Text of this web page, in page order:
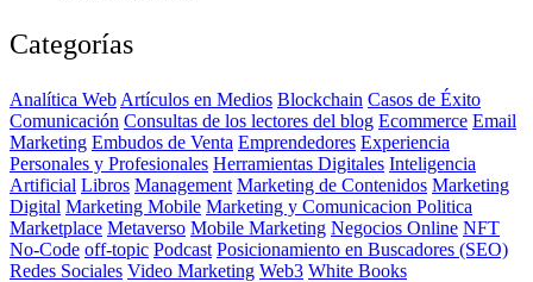
Categorías
Analítica Web Artículos en Medios Blockchain Casos de Éxito
Comunicación Consultas de los lectores del blog Ecommerce Email
Marketing Embudos de Venta Emprendedores Experiencia
Personales y Profesionales Herramientas Digitales Inteligencia
Artificial Libros Management Marketing de Contenidos Marketing
Digital Marketing Mobile Marketing y Comunicacion Politica
Marketplace Metaverso Mobile Marketing Negocios Online NFT
No-Code off-topic Podcast Posicionamiento en Buscadores (SEO)
Redes Sociales Video Marketing Web3 White Books